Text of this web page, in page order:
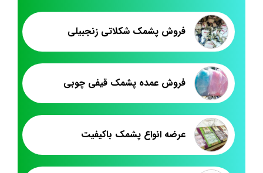
فروش پشمک شکلاتی زنجبیلی
فروش عمده پشمک قیفی چوبی
عرضه انواع پشمک باکیفیت